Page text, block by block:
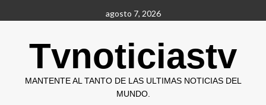
al
agosto 7, 2026
Tvnoticiastv
MANTENTE AL TANTO DE LAS ULTIMAS NOTICIAS DEL
MUNDO.